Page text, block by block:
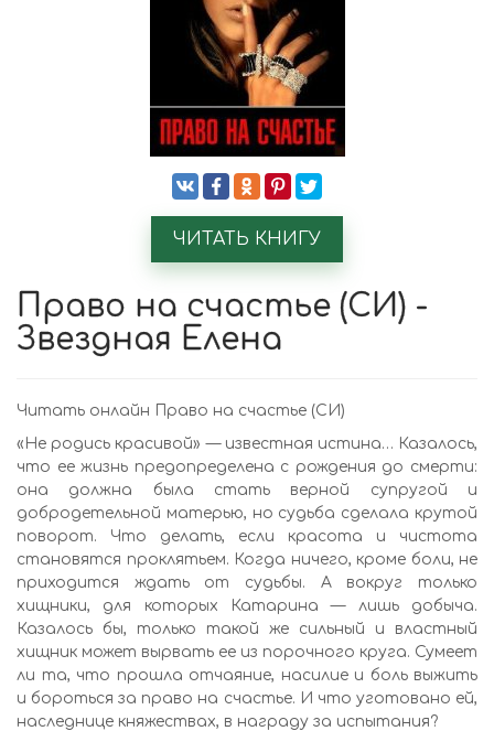
ЧИТАТЬ КНИГУ
Право на счастье (СИ) -
Звездная Елена
Читать онлайн Право на счастье (СИ)
«Не родись красивой» — известная истина… Казалось,
что ее жизнь предопределена с рождения до смерти:
она должна была стать верной супругой и
добродетельной матерью, но судьба сделала крутой
поворот. Что делать, если красота и чистота
становятся проклятьем. Когда ничего, кроме боли, не
приходится ждать от судьбы. А вокруг только
хищники, для которых Катарина — лишь добыча.
Казалось бы, только такой же сильный и властный
хищник может вырвать ее из порочного круга. Сумеет
ли та, что прошла отчаяние, насилие и боль выжить
и бороться за право на счастье. И что уготовано ей,
наследнице княжествах, в награду за испытания?